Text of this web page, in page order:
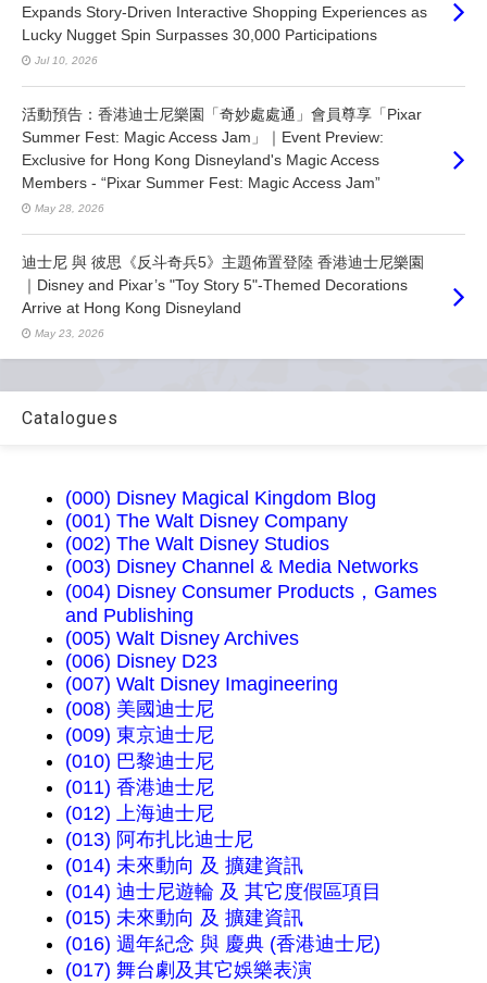
Expands Story-Driven Interactive Shopping Experiences as
Lucky Nugget Spin Surpasses 30,000 Participations
Jul 10, 2026
活動預告：香港迪士尼樂園「奇妙處處通」會員尊享「Pixar
Summer Fest: Magic Access Jam」｜Event Preview:
Exclusive for Hong Kong Disneyland's Magic Access
Members - “Pixar Summer Fest: Magic Access Jam”
May 28, 2026
迪士尼 與 彼思《反斗奇兵5》主題佈置登陸 香港迪士尼樂園
｜Disney and Pixar’s "Toy Story 5"-Themed Decorations
Arrive at Hong Kong Disneyland
May 23, 2026
Catalogues
(000) Disney Magical Kingdom Blog
(001) The Walt Disney Company
(002) The Walt Disney Studios
(003) Disney Channel & Media Networks
(004) Disney Consumer Products，Games
and Publishing
(005) Walt Disney Archives
(006) Disney D23
(007) Walt Disney Imagineering
(008) 美國迪士尼
(009) 東京迪士尼
(010) 巴黎迪士尼
(011) 香港迪士尼
(012) 上海迪士尼
(013) 阿布扎比迪士尼
(014) 未來動向 及 擴建資訊
(014) 迪士尼遊輪 及 其它度假區項目
(015) 未來動向 及 擴建資訊
(016) 週年紀念 與 慶典 (香港迪士尼)
(017) 舞台劇及其它娛樂表演